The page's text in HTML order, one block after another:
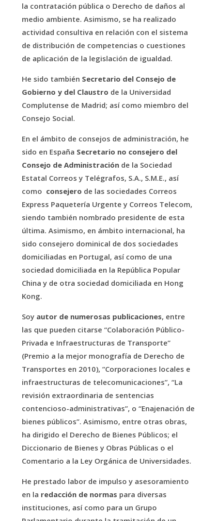
la contratación pública o Derecho de daños al
medio ambiente. Asimismo, se ha realizado
actividad consultiva en relación con el sistema
de distribución de competencias o cuestiones
de aplicación de la legislación de igualdad.
He sido también Secretario del Consejo de
Gobierno y del Claustro de la Universidad
Complutense de Madrid; así como miembro del
Consejo Social.
En el ámbito de consejos de administración, he
sido en España Secretario no consejero del
Consejo de Administración de la Sociedad
Estatal Correos y Telégrafos, S.A., S.M.E., así
como consejero de las sociedades Correos
Express Paquetería Urgente y Correos Telecom,
siendo también nombrado presidente de esta
última. Asimismo, en ámbito internacional, ha
sido consejero dominical de dos sociedades
domiciliadas en Portugal, así como de una
sociedad domiciliada en la República Popular
China y de otra sociedad domiciliada en Hong
Kong.
Soy autor de numerosas publicaciones, entre
las que pueden citarse “Colaboración Público-
Privada e Infraestructuras de Transporte”
(Premio a la mejor monografía de Derecho de
Transportes en 2010), “Corporaciones locales e
infraestructuras de telecomunicaciones”, “La
revisión extraordinaria de sentencias
contencioso-administrativas”, o “Enajenación de
bienes públicos”. Asimismo, entre otras obras,
ha dirigido el Derecho de Bienes Públicos; el
Diccionario de Bienes y Obras Públicas o el
Comentario a la Ley Orgánica de Universidades.
He prestado labor de impulso y asesoramiento
en la redacción de normas para diversas
instituciones, así como para un Grupo